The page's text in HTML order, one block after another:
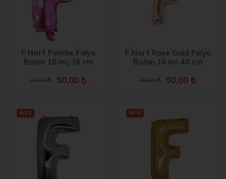
F Harf Pembe Folyo
Balon 16 inç 36 cm
70,00 50,00
F Harf Rose Gold Folyo
Balon 16 inc 40 cm
60,00 50,00
%16 %16